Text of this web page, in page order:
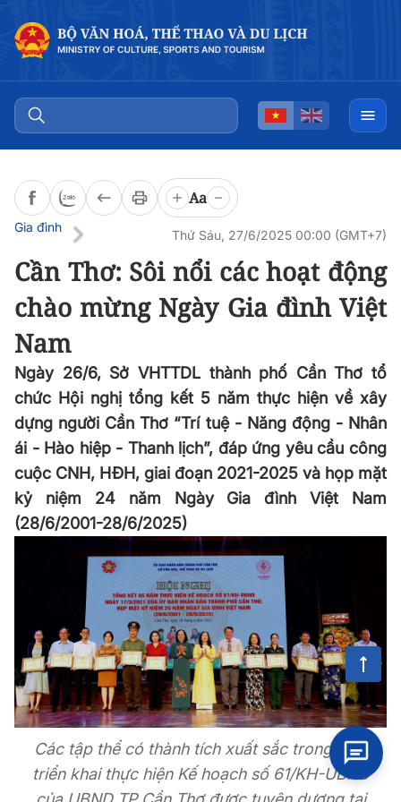
Aa
Gia đình
Thứ Sáu, 27/6/2025 00:00 (GMT+7)
Cần Thơ: Sôi nổi các hoạt động
chào mừng Ngày Gia đình Việt
Nam
Ngày 26/6, Sở VHTTDL thành phố Cần Thơ tổ
chức Hội nghị tổng kết 5 năm thực hiện về xây
dựng người Cần Thơ “Trí tuệ - Năng động - Nhân
ái - Hào hiệp - Thanh lịch”, đáp ứng yêu cầu công
cuộc CNH, HÐH, giai đoạn 2021-2025 và họp mặt
kỷ niệm 24 năm Ngày Gia đình Việt Nam
(28/6/2001-28/6/2025)
Các tập thể có thành tích xuất sắc trong việc
triển khai thực hiện Kế hoạch số 61/KH-UBND
Đọc bài